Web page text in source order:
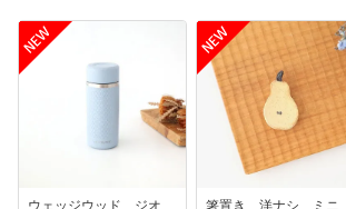
ウェッジウッド ジオ
箸置き 洋ナシ ミニ